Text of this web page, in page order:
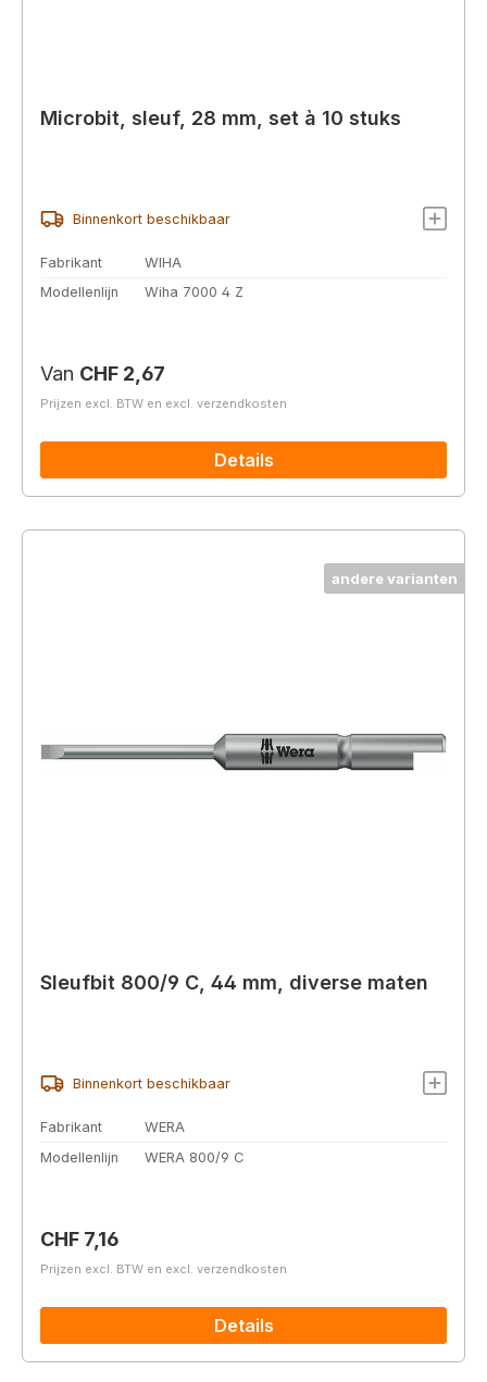
Microbit, sleuf, 28 mm, set à 10 stuks
Binnenkort beschikbaar
Fabrikant
WIHA
Modellenlijn
Wiha 7000 4 Z
Normale prijs:
Van CHF 2,67
Prijzen excl. BTW en excl. verzendkosten
Details
andere varianten
Sleufbit 800/9 C, 44 mm, diverse maten
Binnenkort beschikbaar
Fabrikant
WERA
Modellenlijn
WERA 800/9 C
Normale prijs:
CHF 7,16
Prijzen excl. BTW en excl. verzendkosten
Details